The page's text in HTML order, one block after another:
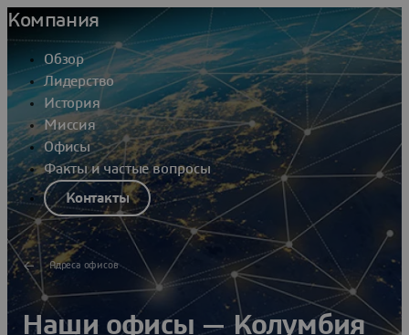
Компания
Обзор
Лидерство
История
Миссия
Офисы
Факты и частые вопросы
Контакты
Адреса офисов
Наши офисы — Колумбия